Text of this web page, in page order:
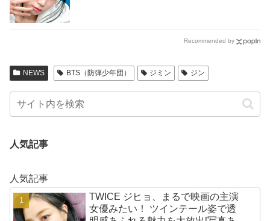
Recommended by
NEWS BTS（防弾少年団） ジミン ジン
人気記事
人気記事
TWICE ジヒョ、まるで映画の主演
女優みたい！ ツインテール姿で透